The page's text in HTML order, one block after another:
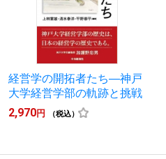
経営学の開拓者たち―神戸
大学経営学部の軌跡と挑戦
2,970円 （税込）